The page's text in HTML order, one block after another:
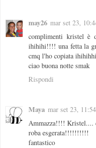
may26 mar set 23,
complimenti kristel è
ihihihi!!!! una fetta la
cmq l'ho copiata
ciao buona notte smak
Rispondi
Maya mar set 23,
Ammazza!!!! Kristel....
roba esgerata!!!!!!!!!!
fantastico